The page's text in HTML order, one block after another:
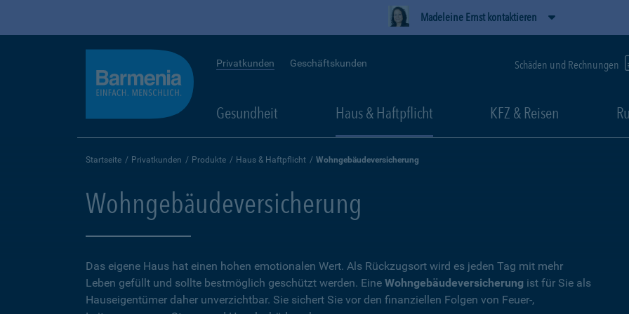
Madeleine Ernst kontaktieren
Privatkunden Geschäftskunden Schäden und Rechnungen
Gesundheit Haus & Haftpflicht KFZ & Reisen
Startseite Privatkunden Produkte Haus & Haftpflicht Wohngebäudeversicherung
Wohngebäudeversicherung
Das eigene Haus hat einen hohen emotionalen Wert. Als Rückzugsort wird es jeden Tag mit mehr
Leben gefüllt und sollte bestmöglich geschützt werden. Eine Wohngebäudeversicherung ist für Sie als
Hauseigentümer daher unverzichtbar. Sie sichert Sie vor den finanziellen Folgen von Feuer-,